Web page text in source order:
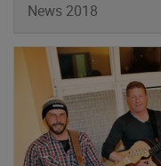
News 2018